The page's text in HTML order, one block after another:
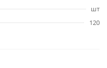
шт
120